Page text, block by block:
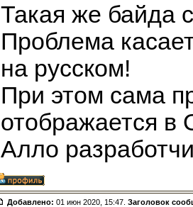
Такая же байда
Проблема
на русском!
При этом сама
отображается
Алло
Добавлено: 01 июн 2020, 15:47. Заголовок